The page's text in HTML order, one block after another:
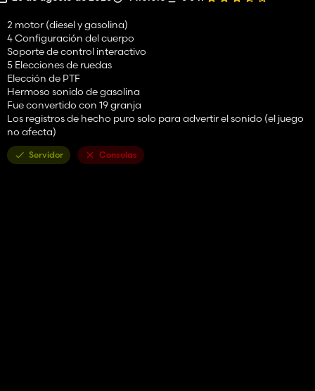
2 motor (diesel y gasolina)
4 Configuración del cuerpo
Soporte de control interactivo
5 Elecciones de ruedas
Elección de PTF
Hermoso sonido de gasolina
Fue convertido con 19 granja
Los registros de hecho puro solo para advertir el sonido (el juego
no afecta)
Servidor Consolas